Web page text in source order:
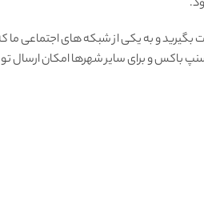
و به یکی از شبکه های اجتماعی ما
باکس و برای سایر شهرها امکان